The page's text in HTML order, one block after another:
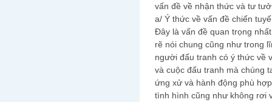
vấn đề về nhận thức và tư
a/ Ý thức về vấn đề chiến
Đây là vấn đề quan trọng
rẽ nói chung cũng như trong
người đấu tranh có ý thức về
và cuộc đấu tranh mà chúng
ứng xử và hành động phù
tình hình cũng như không rơi